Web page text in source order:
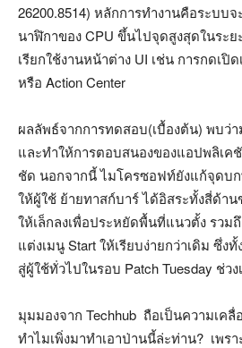
26200.8514) หลักการทำงานคือระบบ
นาฬิกาของ CPU ขึ้นไปจุดสูงสุดในระ
เรียกใช้งานหน้าต่าง UI เช่น การกดเปิ
หรือ Action Center
ผลลัพธ์จากการทดสอบ(เบื้องต้น) พบว่
และทำให้การตอบสนองของแอปพลิเค
ชัด นอกจากนี้ ไมโครซอฟท์ยังแก้จุดบก
ให้ผู้ใช้ ย้ายทาสก์บาร์ ได้อิสระทั้งสี่ด้า
ให้เล็กลงเพื่อประหยัดพื้นที่แนวตั้ง รวม
แต่งเมนู Start ให้เรียบง่ายกว่าเดิม ซึ่
สู่ผู้ใช้ทั่วไปในรอบ Patch Tuesday ช่ว
มุมมองจาก Techhub ถือเป็นความเค
ทำไมเพิ่งมาทำเอาป่านนี้ล่ะท่าน? เพร